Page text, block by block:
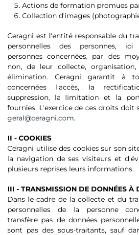
Actions de formation promues
Collection d'images
Ceragni est l'entité responsable du
personnelles des personnes, ici
personnes concernées, par des
non, de leur collecte,
élimination. Ceragni garantit à
concernées l'accès, la
suppression, la limitation et la
fournies. L'exercice de ces droits doit
geral@ceragni.com.
II - COOKIES
Ceragni utilise des cookies sur son
la navigation de ses visiteurs et
plusieurs reprises leurs informations.
III - TRANSMISSION DE DONNÉES À
Dans le cadre de la collecte et du
personnelles de la personne
transfère pas de données
sont pas des sous-traitants, sauf